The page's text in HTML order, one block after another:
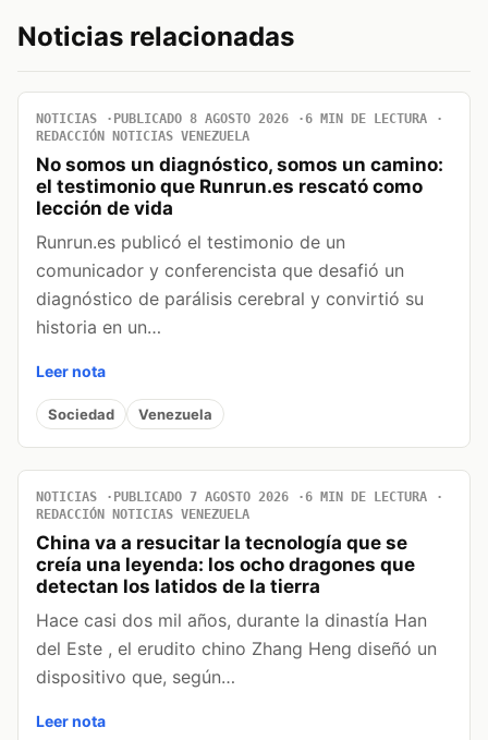
Noticias relacionadas
NOTICIAS PUBLICADO 8 AGOSTO 2026
6 MIN DE LECTURA
REDACCIÓN NOTICIAS VENEZUELA
No somos un diagnóstico, somos un camino:
el testimonio que Runrun.es rescató como
lección de vida
Runrun.es publicó el testimonio de un
comunicador y conferencista que desafió un
diagnóstico de parálisis cerebral y convirtió su
historia en un…
Leer nota
Sociedad Venezuela
NOTICIAS PUBLICADO 7 AGOSTO 2026
6 MIN DE LECTURA
REDACCIÓN NOTICIAS VENEZUELA
China va a resucitar la tecnología que se
creía una leyenda: los ocho dragones que
detectan los latidos de la tierra
Hace casi dos mil años, durante la dinastía Han
del Este , el erudito chino Zhang Heng diseñó un
dispositivo que, según…
Leer nota